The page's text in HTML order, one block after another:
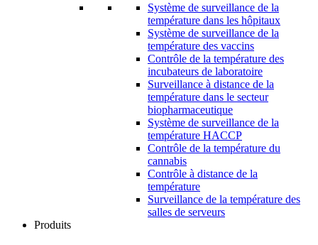
Système de surveillance de la
température dans les hôpitaux
Système de surveillance de la
température des vaccins
Contrôle de la température des
incubateurs de laboratoire
Surveillance à distance de la
température dans le secteur
biopharmaceutique
Système de surveillance de la
température HACCP
Contrôle de la température du
cannabis
Contrôle à distance de la
température
Surveillance de la température des
salles de serveurs
Produits